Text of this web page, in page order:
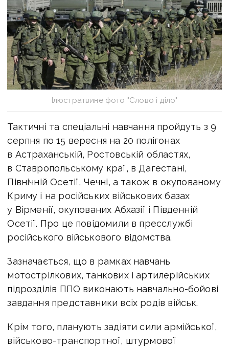
Ілюстратвине фото "Слово і діло"
Тактичні та спеціальні навчання пройдуть з 9
серпня по 15 вересня на 20 полігонах
в Астраханській, Ростовській областях,
в Ставропольському краї, в Дагестані,
Північній Осетії, Чечні, а також в окупованому
Криму і на російських військових базах
у Вірменії, окупованих Абхазії і Південній
Осетії. Про це повідомили в пресслужбі
російського військового відомства.
Зазначається, що в рамках навчань
мотострілкових, танкових і артилерійських
підрозділів ППО виконають навчально-бойові
завдання представники всіх родів військ.
Крім того, планують задіяти сили армійської,
військово-транспортної, штурмової